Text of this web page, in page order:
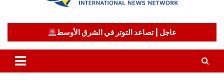
BAZNEWS
عاجل | تصاعد التوتر في الشرق الأوسط